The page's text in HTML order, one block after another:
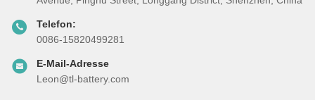
Telefon:
0086-15820499281
E-Mail-Adresse
Leon@tl-battery.com